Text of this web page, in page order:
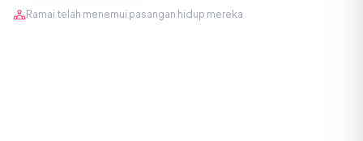
Ramai telah menemui pasangan hidup mereka